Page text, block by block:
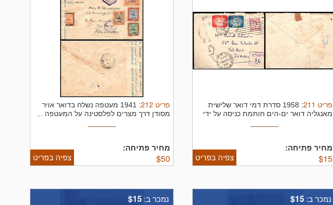
פריט 211
:
1958 סדרת דמי דואר שלישית
מאנגליה דואר ים-הים חותמת כניסה על ידי
מחיר פתיחה:
$15 צפיה בפריט
פריט 212
:
1941 מעטפה נשלח בדואר אויר
מסודן דרך מצרים לפלסטינה על המעטפה ...
מחיר פתיחה:
$50 צפיה בפריט
נמכר ב: $15 נמכר ב: $15